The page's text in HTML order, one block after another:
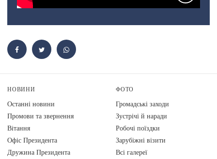
НОВИНИ
Останні новини
Промови та звернення
Вiтання
Офіс Президента
Дружина Президента
ФОТО
Громадські заходи
Зустрічі й наради
Робочі поїздки
Зарубіжні візити
Всі галереї